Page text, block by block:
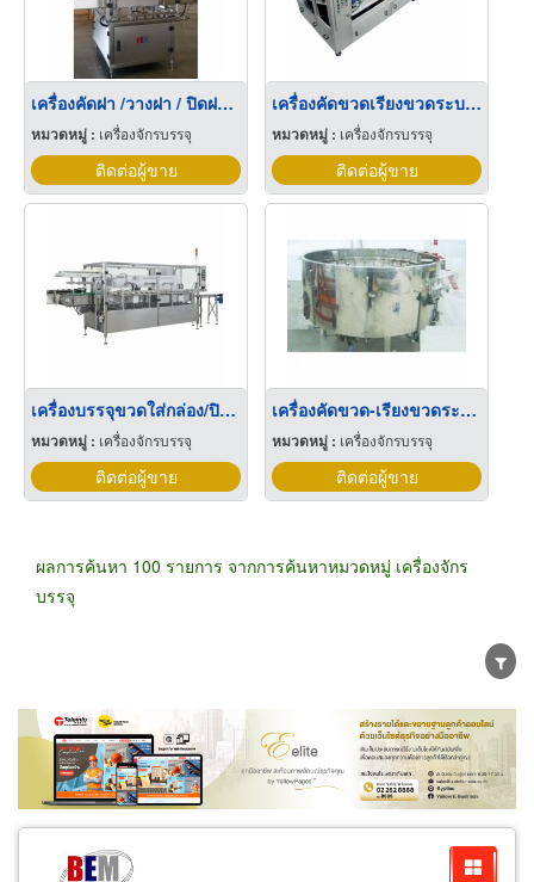
เครื่องคัดฝา /วางฝา / ปิดฝาขันเกลียว
หมวดหมู่ : เครื่องจักรบรรจุ
ติดต่อผู้ขาย
เครื่องคัดขวดเรียงขวดระบบอัตโนมัติ
หมวดหมู่ : เครื่องจักรบรรจุ
ติดต่อผู้ขาย
เครื่องบรรจุขวดใส่กล่อง/ปิดกล่องอัตโนมัติ
หมวดหมู่ : เครื่องจักรบรรจุ
ติดต่อผู้ขาย
เครื่องคัดขวด-เรียงขวดระบบอัตโนมัติ
หมวดหมู่ : เครื่องจักรบรรจุ
ติดต่อผู้ขาย
ผลการค้นหา 100 รายการ จากการค้นหาหมวดหมู่ เครื่องจักร
บรรจุ
ขายส่ง ขายปลีก ผู้ผลิต
ตัวแทนจัดจำหน่าย
ผู้ส่งออก/นำเข้า
ธุรกิจบริการ